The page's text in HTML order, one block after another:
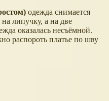
одежда снимается
на липучку, а на две
оказалась несъёмной.
распороть платье по шву